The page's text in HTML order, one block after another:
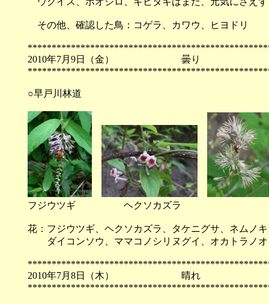
その他、確認した鳥：コゲラ、カワウ、ヒヨドリ
2010年7月9日（金） 曇
○早戸川林道
フジウツギ ヘクソカズラ タケ
花：フジウツギ、ヘクソカズラ、タケニグサ、ネムノ
ダイコンソウ、ママコノシリヌグイ、オカトラノオ
2010年7月8日（木） 晴